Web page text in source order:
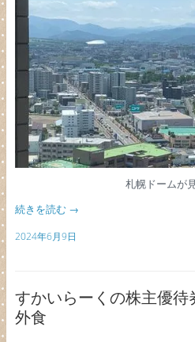
札幌ドームが
続きを読む →
2024年6月9日
すかいらーくの株主優
外食